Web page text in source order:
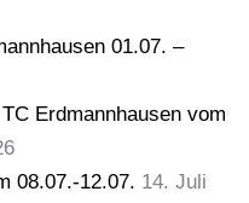
01.07. –
Erdmannhausen vom
08.07.-12.07. 14. Juli